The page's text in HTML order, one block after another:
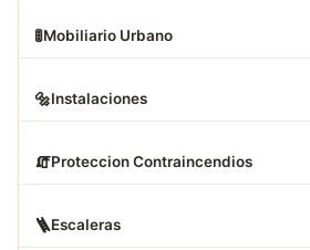
🚦Mobiliario Urbano
🔩Instalaciones
🧯Proteccion Contraincendios
🪜Escaleras